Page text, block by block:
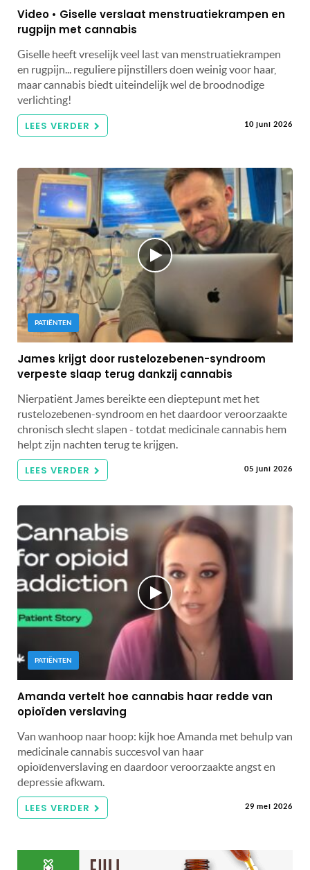
Video • Giselle verslaat menstruatiekrampen en
rugpijn met cannabis
Giselle heeft vreselijk veel last van menstruatiekrampen
en rugpijn... reguliere pijnstillers doen weinig voor haar,
maar cannabis biedt uiteindelijk wel de broodnodige
verlichting!
LEES VERDER 10 juni 2026
PATIËNTEN
James krijgt door rustelozebenen-syndroom
verpeste slaap terug dankzij cannabis
Nierpatiënt James bereikte een dieptepunt met het
rustelozebenen-syndroom en het daardoor veroorzaakte
chronisch slecht slapen - totdat medicinale cannabis hem
helpt zijn nachten terug te krijgen.
LEES VERDER 05 juni 2026
PATIËNTEN
Amanda vertelt hoe cannabis haar redde van
opioïden verslaving
Van wanhoop naar hoop: kijk hoe Amanda met behulp van
medicinale cannabis succesvol van haar
opioïdenverslaving en daardoor veroorzaakte angst en
depressie afkwam.
LEES VERDER 29 mei 2026